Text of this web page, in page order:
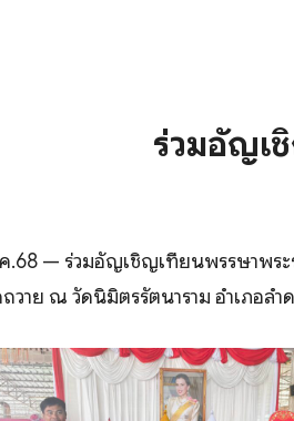
ร่วมอัญเ
.68 — ร่วมอัญเชิญเทียนพรรษาพร
วาย ณ วัดนิมิตรรัตนาราม อำเภอล